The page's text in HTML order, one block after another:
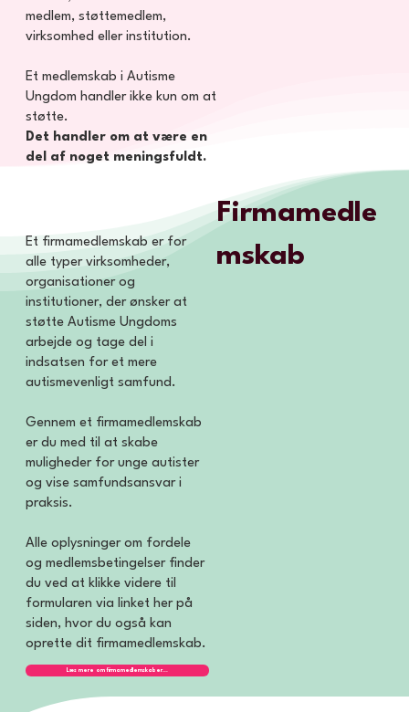
medlem, støttemedlem,
virksomhed eller institution.
Et medlemskab i Autisme
Ungdom handler ikke kun om at
støtte.
Det handler om at være en
del af noget meningsfuldt.
Firmamedle
mskab
Et firmamedlemskab er for
alle typer virksomheder,
organisationer og
institutioner, der ønsker at
støtte Autisme Ungdoms
arbejde og tage del i
indsatsen for et mere
autismevenligt samfund.
Gennem et firmamedlemskab
er du med til at skabe
muligheder for unge autister
og vise samfundsansvar i
praksis.
Alle oplysninger om fordele
og medlemsbetingelser finder
du ved at klikke videre til
formularen via linket her på
siden, hvor du også kan
oprette dit firmamedlemskab.
Læs mere om firmamedlemskaber...